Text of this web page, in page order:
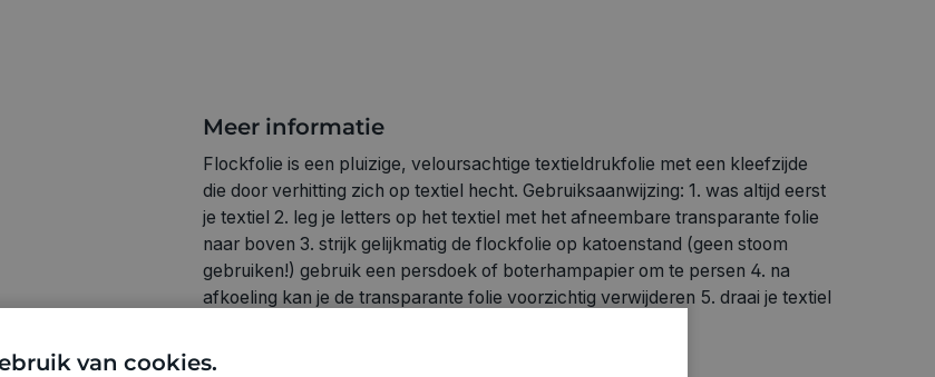
Meer informatie
Flockfolie is een pluizige, veloursachtige textieldrukfolie met een kleefzijde
die door verhitting zich op textiel hecht. Gebruiksaanwijzing: 1. was altijd eerst
je textiel 2. leg je letters op het textiel met het afneembare transparante folie
naar boven 3. strijk gelijkmatig de flockfolie op katoenstand (geen stoom
gebruiken!) gebruik een persdoek of boterhampapier om te persen 4. na
afkoeling kan je de transparante folie voorzichtig verwijderen 5. draai je textiel
van cookies.